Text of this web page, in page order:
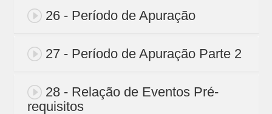
26 - Período de Apuração
27 - Período de Apuração Parte 2
28 - Relação de Eventos Pré-
requisitos